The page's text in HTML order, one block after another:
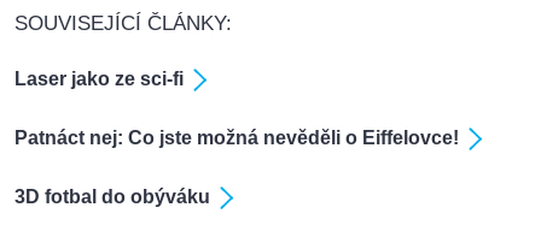
SOUVISEJÍCÍ ČLÁNKY:
Laser jako ze sci-fi
Patnáct nej: Co jste možná nevěděli o Eiffelovce!
3D fotbal do obýváku